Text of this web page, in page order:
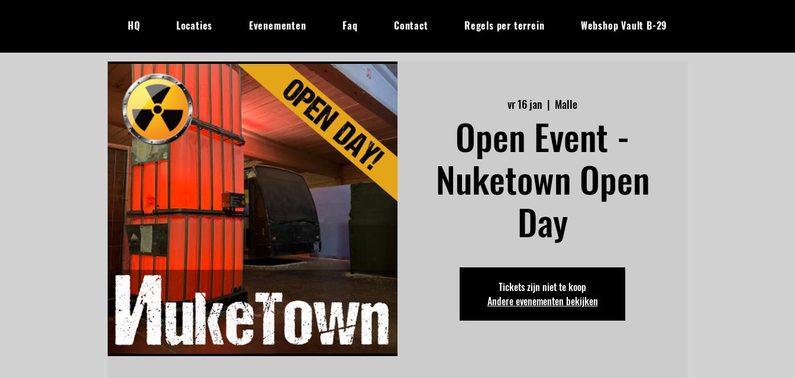
vr 16 jan
  |
Malle
Open Event -
Nuketown Open
Day
Tickets zijn niet te koop
Andere evenementen bekijken
HQ Locaties Evenementen Faq Contact Regels per terrein Webshop Vault B-29